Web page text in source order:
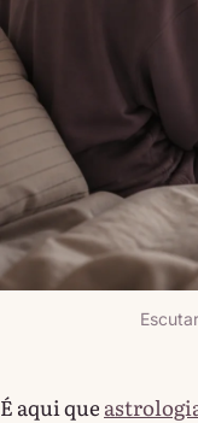
É aqui que